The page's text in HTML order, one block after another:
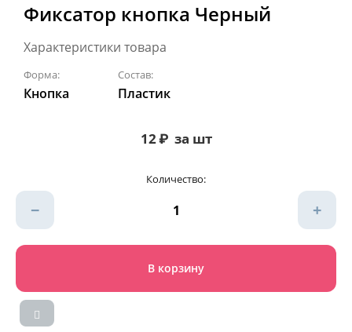
Фиксатор кнопка Черный
Характеристики товара
Форма:
Кнопка
Состав:
Пластик
12₽ за шт
Количество:
+
−
В корзину